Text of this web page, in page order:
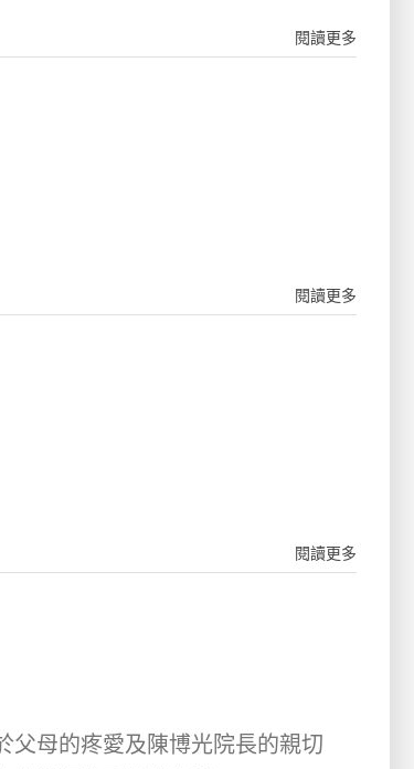
閱讀更多
閱讀更多
閱讀更多
父母的疼愛及陳博光院長的親切